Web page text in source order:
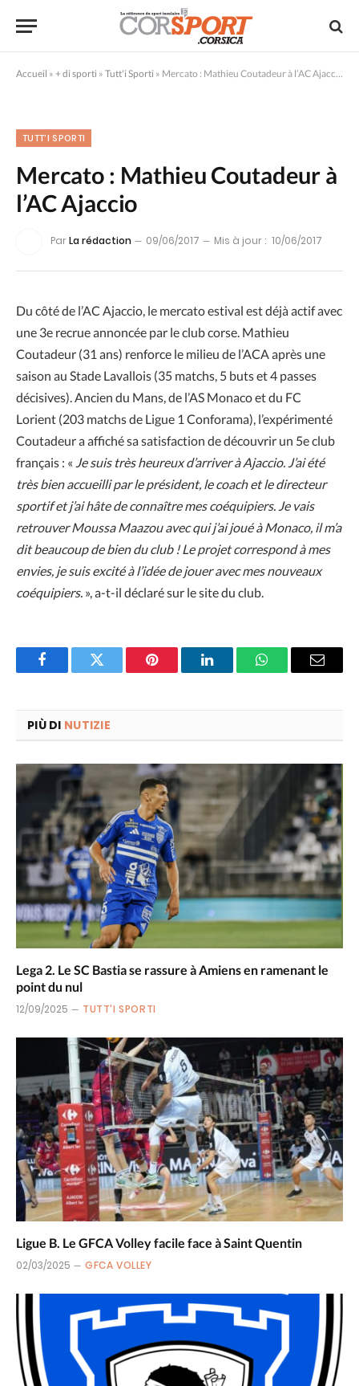
Accueil » + di sporti » Tutt'i Sporti » Mercato : Mathieu Coutadeur à l’AC Ajaccio
TUTT'I SPORTI
Mercato : Mathieu Coutadeur à
l’AC Ajaccio
ParLa rédaction 09/06/2017 Mis à jour : 10/06/2017
Du côté de l’AC Ajaccio, le mercato estival est déjà actif avec
une 3e recrue annoncée par le club corse. Mathieu
Coutadeur (31 ans) renforce le milieu de l’ACA après une
saison au Stade Lavallois (35 matchs, 5 buts et 4 passes
décisives). Ancien du Mans, de l’AS Monaco et du FC
Lorient (203 matchs de Ligue 1 Conforama), l’expérimenté
Coutadeur a affiché sa satisfaction de découvrir un 5e club
français : « Je suis très heureux d’arriver à Ajaccio. J’ai été
très bien accueilli par le président, le coach et le directeur
sportif et j’ai hâte de connaître mes coéquipiers. Je vais
retrouver Moussa Maazou avec qui j’ai joué à Monaco, il m’a
dit beaucoup de bien du club ! Le projet correspond à mes
envies, je suis excité à l’idée de jouer avec mes nouveaux
coéquipiers. », a-t-il déclaré sur le site du club.
FacebookTwitter Pinterest LinkedInWhatsAppEmail
PIÙ DI NUTIZIE
Lega 2. Le SC Bastia se rassure à Amiens en ramenant le
point du nul
12/09/2025 TUTT'I SPORTI
Ligue B. Le GFCA Volley facile face à Saint Quentin
02/03/2025 GFCA VOLLEY